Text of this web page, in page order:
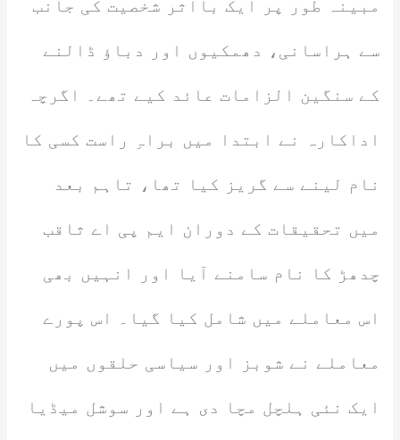
مبینہ طور پر ایک بااثر شخصیت کی جانب
سے ہراسانی، دھمکیوں اور دباؤ ڈالنے
کے سنگین الزامات عائد کیے تھے۔ اگرچہ
اداکارہ نے ابتدا میں براہِ راست کسی کا
نام لینے سے گریز کیا تھا، تاہم بعد
میں تحقیقات کے دوران ایم پی اے ثاقب
چدھڑ کا نام سامنے آیا اور انہیں بھی
اس معاملے میں شامل کیا گیا۔ اس پورے
معاملے نے شوبز اور سیاسی حلقوں میں
ایک نئی ہلچل مچا دی ہے اور سوشل میڈیا